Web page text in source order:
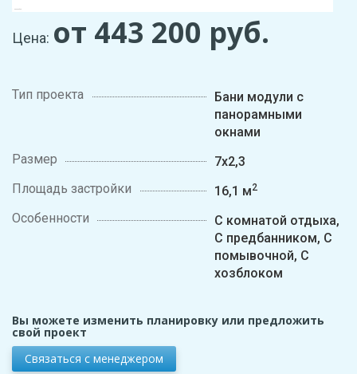
Цена: от 443 200 руб.
Тип проекта
Бани модули с
панорамными
окнами
Размер
7х2,3
Площадь застройки
16,1 м2
Особенности
С комнатой отдыха,
С предбанником, С
помывочной, С
хозблоком
Вы можете изменить планировку или предложить
свой проект
Связаться с менеджером